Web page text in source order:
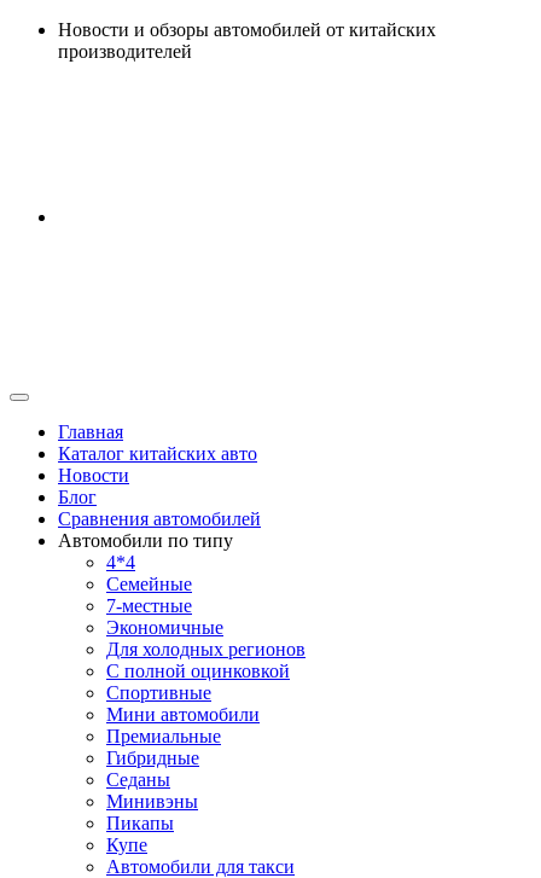
ПерейтиНовости и обзоры автомобилей от китайских
производителей
Главная
Каталог китайских авто
Новости
Блог
Сравнения автомобилей
Автомобили по типу
4*4
Семейные
7-местные
Экономичные
Для холодных регионов
С полной оцинковкой
Спортивные
Мини автомобили
Премиальные
Гибридные
Седаны
Минивэны
Пикапы
Купе
Автомобили для такси